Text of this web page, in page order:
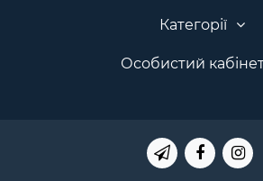
Категорії
Особистий